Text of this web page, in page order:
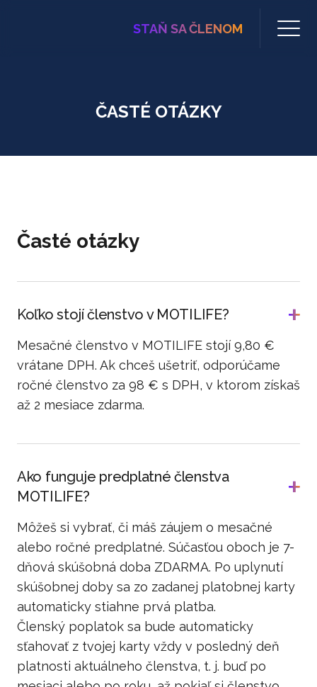
STAŇ SA ČLENOM
ČASTÉ OTÁZKY
Časté otázky
Koľko stojí členstvo v MOTILIFE?
Mesačné členstvo v MOTILIFE stojí 9,80 €
vrátane DPH. Ak chceš ušetriť, odporúčame
ročné členstvo za 98 € s DPH, v ktorom získaš
až 2 mesiace zdarma.
Ako funguje predplatné členstva
MOTILIFE?
Môžeš si vybrať, či máš záujem o mesačné
alebo ročné predplatné. Súčasťou oboch je 7-
dňová skúšobná doba ZDARMA. Po uplynutí
skúšobnej doby sa zo zadanej platobnej karty
automaticky stiahne prvá platba.
Členský poplatok sa bude automaticky
sťahovať z tvojej karty vždy v posledný deň
platnosti aktuálneho členstva, t. j. buď po